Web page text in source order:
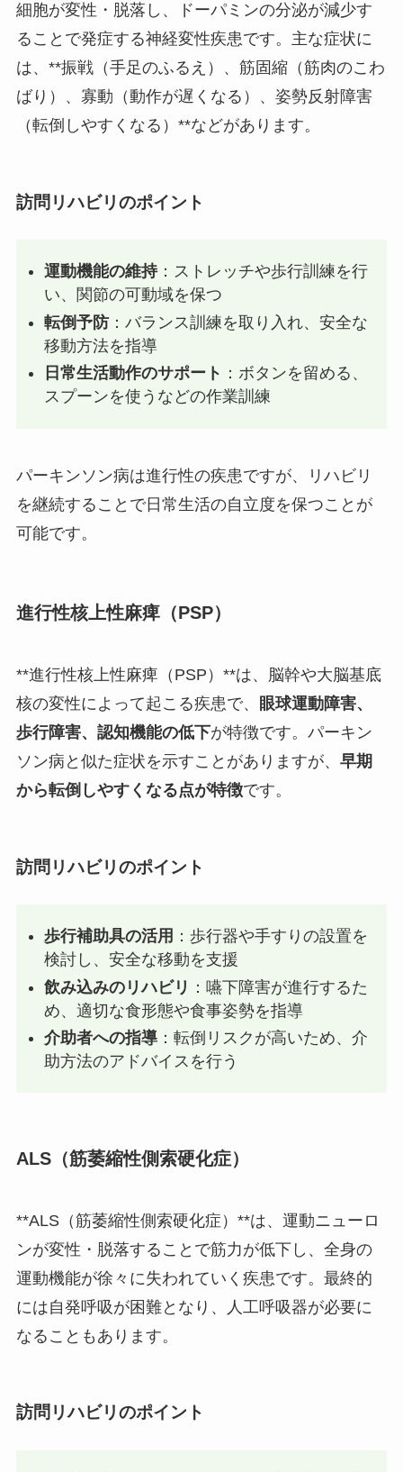
細胞が変性・脱落し、ドーパミンの分泌が減少す
ることで発症する神経変性疾患です。主な症状に
は、**振戦（手足のふるえ）、筋固縮（筋肉のこわ
ばり）、寡動（動作が遅くなる）、姿勢反射障害
（転倒しやすくなる）**などがあります。
訪問リハビリのポイント
運動機能の維持：ストレッチや歩行訓練を行
い、関節の可動域を保つ
転倒予防 ：バランス訓練を取り入れ、安全な
移動方法を指導
日常生活動作のサポート ：ボタンを留める、
スプーンを使うなどの作業訓練
パーキンソン病は進行性の疾患ですが、リハビリ
を継続することで日常生活の自立度を保つことが
可能です。
進行性核上性麻痺（PSP）
**進行性核上性麻痺（PSP）**は、脳幹や大脳基底
核の変性によって起こる疾患で、
眼球運動障害、
歩行障害、認知機能の低下が特徴です。パーキン
ソン病と似た症状を示すことがありますが、 早期
から転倒しやすくなる点が特徴です。
訪問リハビリのポイント
歩行補助具の活用 ：歩行器や手すりの設置を
検討し、安全な移動を支援
飲み込みのリハビリ ：嚥下障害が進行するた
め、適切な食形態や食事姿勢を指導
介助者への指導 ：転倒リスクが高いため、介
助方法のアドバイスを行う
ALS（筋萎縮性側索硬化症）
**ALS（筋萎縮性側索硬化症）**は、運動ニューロ
ンが変性・脱落することで筋力が低下し、全身の
運動機能が徐々に失われていく疾患です。最終的
には自発呼吸が困難となり、人工呼吸器が必要に
なることもあります。
訪問リハビリのポイント